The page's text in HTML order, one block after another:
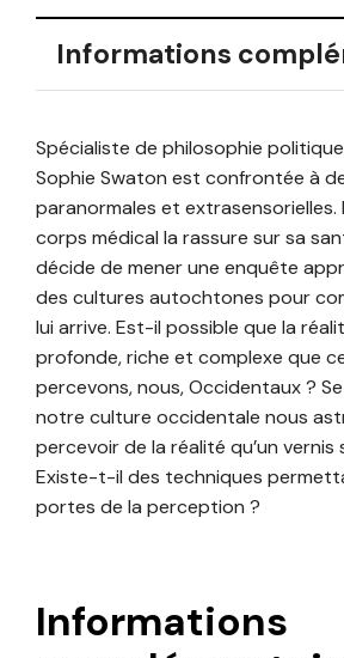
Informations
Spécialiste de philosophie
Sophie Swaton est confrontée à
paranormales et extrasensorielles.
corps médical la rassure sur sa
décide de mener une enquête
des cultures autochtones pour
lui arrive. Est-il possible que la
profonde, riche et complexe que
percevons, nous, Occidentaux ?
notre culture occidentale nous
percevoir de la réalité qu’un vernis
Existe-t-il des techniques
portes de la perception ?
Informations